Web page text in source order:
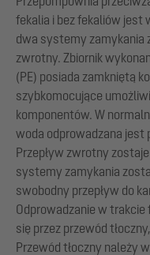
fekalia i bez fekaliów jest
dwa systemy zamykania
zwrotny. Zbiornik
(PE) posiada zamkniętą
szybkomocujące
komponentów. W
woda odprowadzana jest
Przepływ zwrotny
systemy zamykania
swobodny przepływ do
Odprowadzanie w
się przez przewód
Przewód tłoczny należy